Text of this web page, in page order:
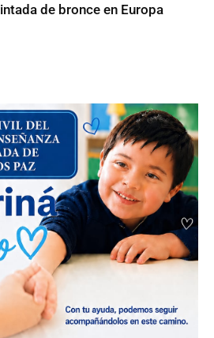
de bronce en Europa